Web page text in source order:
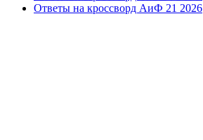
Ответы на кроссворд АиФ 21 2026